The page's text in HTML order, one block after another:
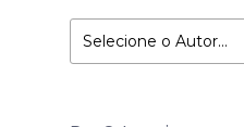
Selecione o Autor…